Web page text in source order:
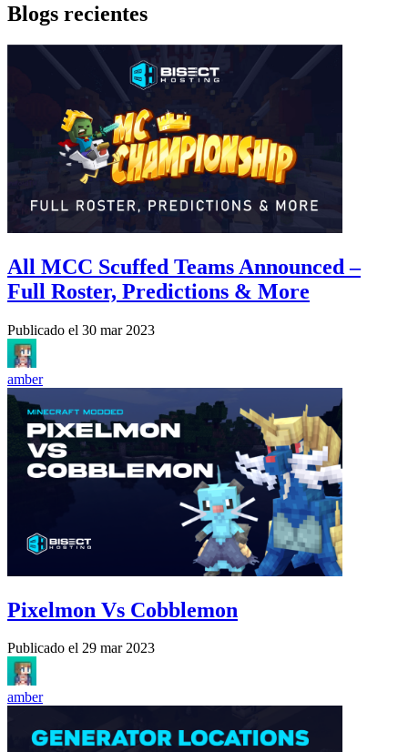
Blogs recientes
All MCC Scuffed Teams Announced –
Full Roster, Predictions & More
Publicado el 30 mar 2023
amber
Pixelmon Vs Cobblemon
Publicado el 29 mar 2023
amber